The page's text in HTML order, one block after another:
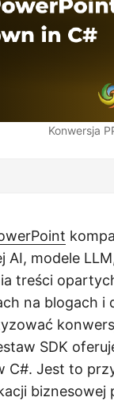
Konwersja
AI, modele
treści
na blogach i
SDK
C#. Jest to